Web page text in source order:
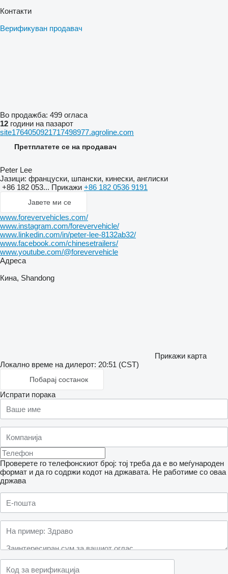
Контакти
Верификуван продавач
Во продажба: 499 огласа
12 години на пазарот
site1764050921717498977.agroline.com
Претплатете се на продавач
Peter Lee
Јазици: француски, шпански, кинески, англиски
+86 182 053... Прикажи +86 182 0536 9191
Јавете ми се
www.forevervehicles.com/
www.instagram.com/forevervehicle/
www.linkedin.com/in/peter-lee-8132ab32/
www.facebook.com/chinesetrailers/
www.youtube.com/@forevervehicle
Адреса
Кина, Shandong
Прикажи карта
Локално време на дилерот: 20:51 (CST)
Побарај состанок
Испрати порака
Проверете го телефонскиот број: тој треба да е во меѓународен
формат и да го содржи кодот на државата. Не работиме со оваа
држава